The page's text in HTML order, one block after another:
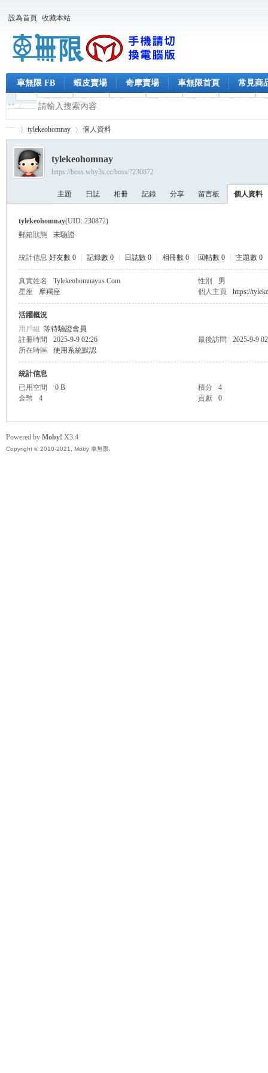
設為首頁 收藏本站
車無限 FB 蝦皮賣場 奇摩賣場 車無限首頁 常見商
限
›
tylekeohomnay 個人資料
tylekeohomnay
https://boss.why3s.cc/boss/?230872
主題 日誌 相冊 記錄 分享 留言板 個人資料
tylekeohomnay(UID: 230872)
郵箱狀態
未驗證
統計信息 好友數 0 記錄數 0 日誌數 0 相冊數 0 回帖數 0 主題數 0
真實姓名 Tylekeohomnayus Com 性別
男
星座
摩羯座 個人主頁 https://
活躍概況
用戶組 等待驗證會員
註冊時間
2025-9-9 02:26 最後訪問
2025-9-9
所在時區
使用系統默認
統計信息
已用空間
0 B 積分
4
金幣
4 貢獻 0
Powered by Moby! X3.4
Copyright © 2010-2021, Moby 車無限.